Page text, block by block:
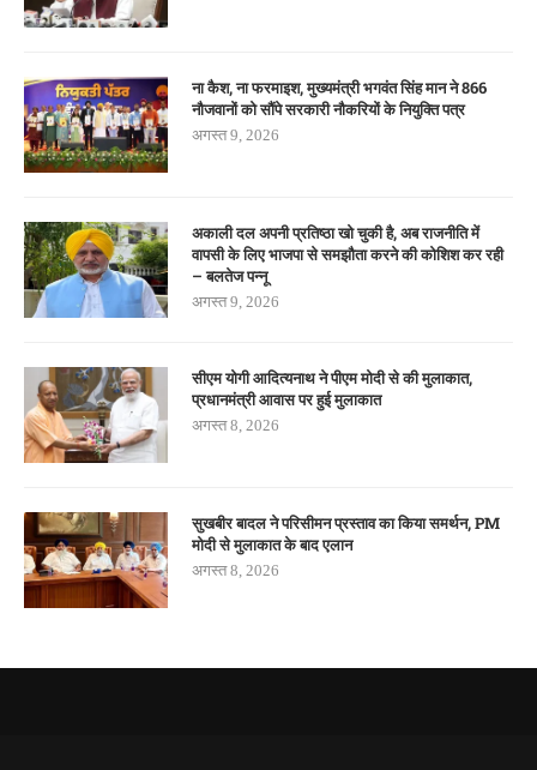
ना कैश, ना फरमाइश, मुख्यमंत्री भगवंत सिंह मान ने 866
नौजवानों को सौंपे सरकारी नौकरियों के नियुक्ति पत्र
अगस्त 9, 2026
अकाली दल अपनी प्रतिष्ठा खो चुकी है, अब राजनीति में
वापसी के लिए भाजपा से समझौता करने की कोशिश कर रही
– बलतेज पन्नू
अगस्त 9, 2026
सीएम योगी आदित्यनाथ ने पीएम मोदी से की मुलाकात,
प्रधानमंत्री आवास पर हुई मुलाकात
अगस्त 8, 2026
सुखबीर बादल ने परिसीमन प्रस्ताव का किया समर्थन, PM
मोदी से मुलाकात के बाद एलान
अगस्त 8, 2026